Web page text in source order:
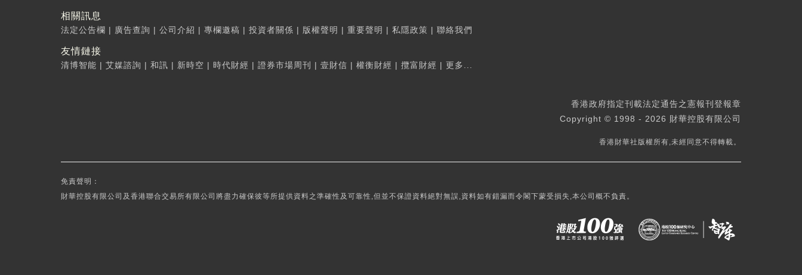
相關訊息
法定公告欄 | 廣告查詢 | 公司介紹 | 專欄邀稿 | 投資者關係 | 版權聲明 | 重要聲明 | 私隱政策 | 聯絡我們
友情鏈接
清博智能 | 艾媒諮詢 | 和訊 | 新時空 | 時代財經 | 證券市場周刊 | 壹財信 | 權衡財經 | 攬富財經 | 更多...
香港政府指定刊載法定通告之憲報刊登報章
Copyright © 1998 - 2026 財華控股有限公司
香港財華社版權所有,未經同意不得轉載。
免責聲明：
財華控股有限公司及香港聯合交易所有限公司將盡力確保彼等所提供資料之準確性及可靠性,但並不保證資料絕對無誤,資料如有錯漏而令閣下蒙受損失,本公司概不負責。